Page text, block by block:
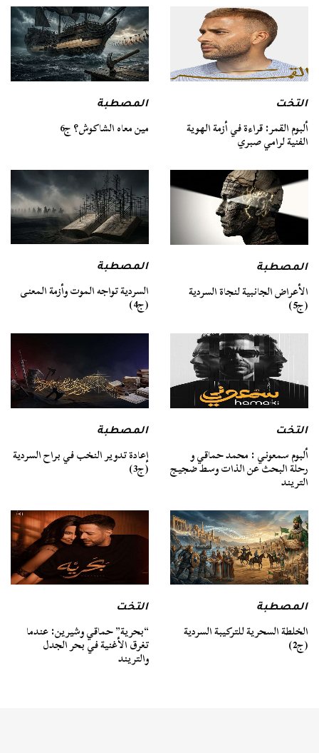
التخت
ألبوم القمر: قراءة في أزمة الهوية
الفنية لرامي صبري
المصطبة
مين معاه الشاكوش؟ ج6
المصطبة
الأعراض الجانبية لنجاة السردية
(ج5)
المصطبة
السردية تواجه الموت وأزمة المعنى
(ج4)
التخت
ألبوم سمعوني : محمد حماقي و
رحلة البحث عن الذات وسط ضجيج
التريند
المصطبة
إعادة تدوير النخب في براح السردية
(ج3)
المصطبة
الخلطة السحرية للتركيبة السردية
(ج2)
التخت
“بحرية” حماقي وشيرين: عندما
تغرق الأغنية في بحر الجدل
والتريند